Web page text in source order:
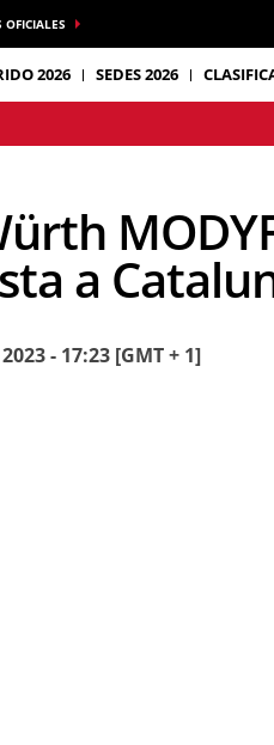
OFICIALES
2026 SEDES 2026
a
- 17:23 [GMT + 1]